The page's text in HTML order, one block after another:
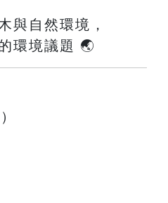
與自然環境，
環境議題 🌏